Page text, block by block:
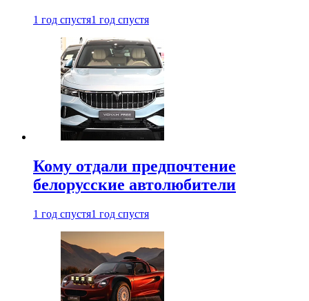
1 год спустя1 год спустя
Кому отдали предпочтение
белорусские автолюбители
1 год спустя1 год спустя